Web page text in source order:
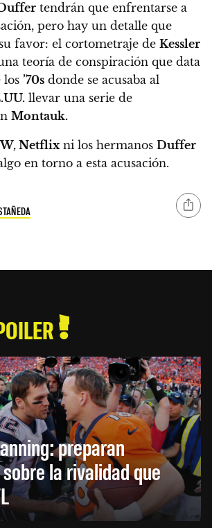
tendrán que enfrentarse a
pero hay un detalle que
favor: el cortometraje de Kessler
teoría de conspiración que data
los ’70s donde se acusaba al
llevar una serie de
Montauk.
Netflixni los hermanos Duffer
en torno a esta acusación.
preparan
la rivalidad que